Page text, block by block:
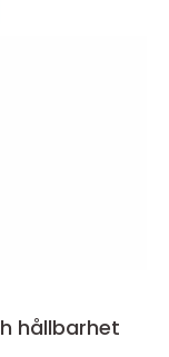
hållbarhet